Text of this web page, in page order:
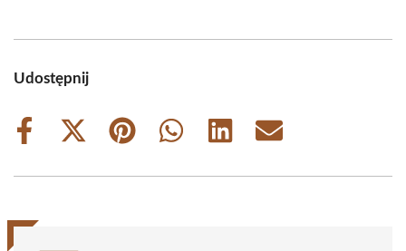
Udostępnij
Share
Share
(Twitter)
Share
Share
Share
Share